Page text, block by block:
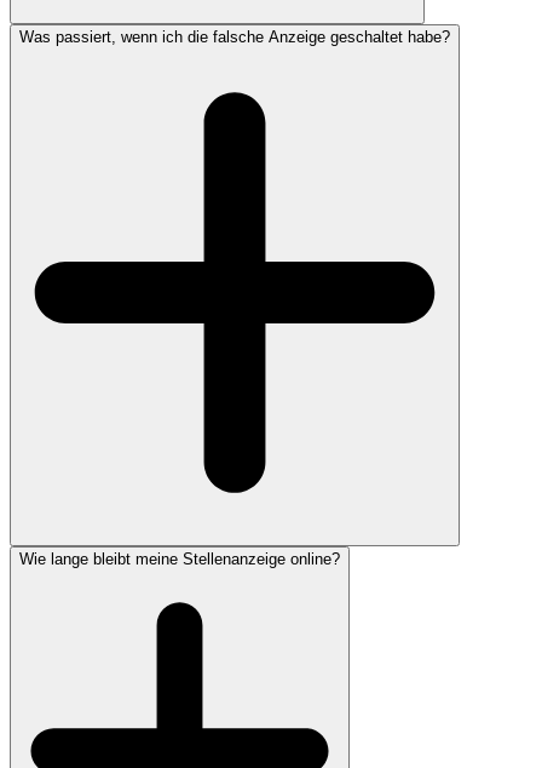
Was passiert, wenn ich die falsche Anzeige geschaltet habe?
Wie lange bleibt meine Stellenanzeige online?